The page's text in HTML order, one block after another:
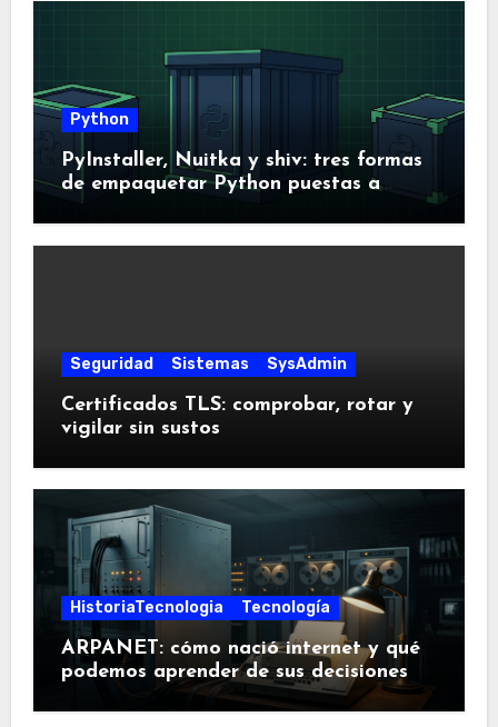
Python
PyInstaller, Nuitka y shiv: tres formas
de empaquetar Python puestas a
prueba
Seguridad Sistemas SysAdmin
Certificados TLS: comprobar, rotar y
vigilar sin sustos
HistoriaTecnologia Tecnología
ARPANET: cómo nació internet y qué
podemos aprender de sus decisiones